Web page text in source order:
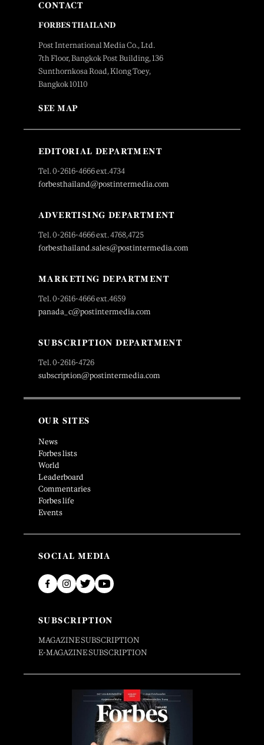
CONTACT
FORBES THAILAND
Post International Media Co., Ltd.
7th Floor, Bangkok Post Building, 136
Sunthornkosa Road, Klong Toey,
Bangkok 10110
SEE MAP
EDITORIAL DEPARTMENT
Tel. 0-2616-4666 ext.4734
forbesthailand@postintermedia.com
ADVERTISING DEPARTMENT
Tel. 0-2616-4666 ext. 4768,4725
forbesthailand.sales@postintermedia.com
MARKETING DEPARTMENT
Tel. 0-2616-4666 ext.4659
panada_c@postintermedia.com
SUBSCRIPTION DEPARTMENT
Tel. 0-2616-4726
subscription@postintermedia.com
OUR SITES
News
Forbes lists
World
Leaderboard
Commentaries
Forbes life
Events
SOCIAL MEDIA
SUBSCRIPTION
MAGAZINE SUBSCRIPTION
E-MAGAZINE SUBSCRIPTION